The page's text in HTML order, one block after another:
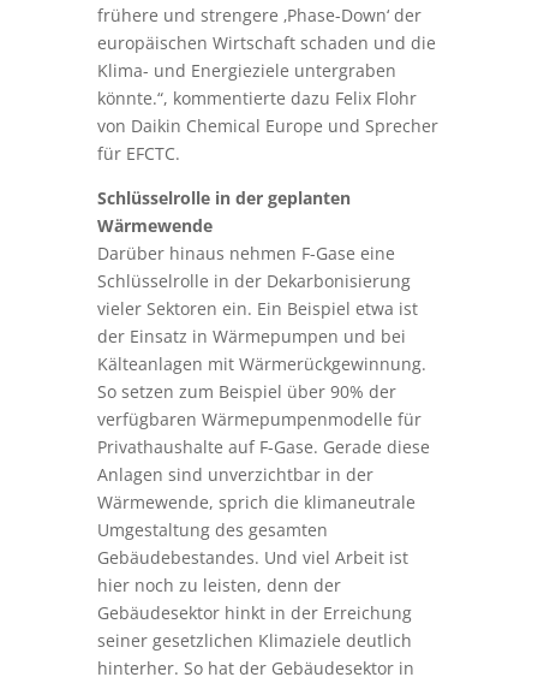
frühere und strengere ‚Phase-Down‘ der
europäischen Wirtschaft schaden und die
Klima- und Energieziele untergraben
könnte.“, kommentierte dazu Felix Flohr
von Daikin Chemical Europe und Sprecher
für EFCTC.
Schlüsselrolle in der geplanten
Wärmewende
Darüber hinaus nehmen F-Gase eine
Schlüsselrolle in der Dekarbonisierung
vieler Sektoren ein. Ein Beispiel etwa ist
der Einsatz in Wärmepumpen und bei
Kälteanlagen mit Wärmerückgewinnung.
So setzen zum Beispiel über 90% der
verfügbaren Wärmepumpenmodelle für
Privathaushalte auf F-Gase. Gerade diese
Anlagen sind unverzichtbar in der
Wärmewende, sprich die klimaneutrale
Umgestaltung des gesamten
Gebäudebestandes. Und viel Arbeit ist
hier noch zu leisten, denn der
Gebäudesektor hinkt in der Erreichung
seiner gesetzlichen Klimaziele deutlich
hinterher. So hat der Gebäudesektor in